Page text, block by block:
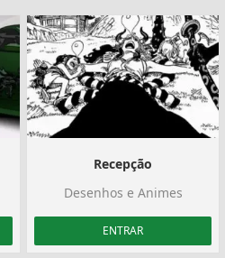
Recepção
Desenhos e Animes
ENTRAR